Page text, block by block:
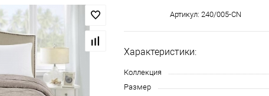
Артикул: 240/005-CN
Характеристики:
Коллекция
Размер